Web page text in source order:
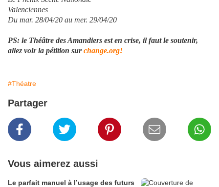
Valenciennes
Du mar. 28/04/20 au mer. 29/04/20
PS: le Théâtre des Amandiers est en crise, il faut le soutenir,
allez voir la pétition surchange.org!
#Théatre
Partager
Vous aimerez aussi
Le parfait manuel à l’usage des futurs